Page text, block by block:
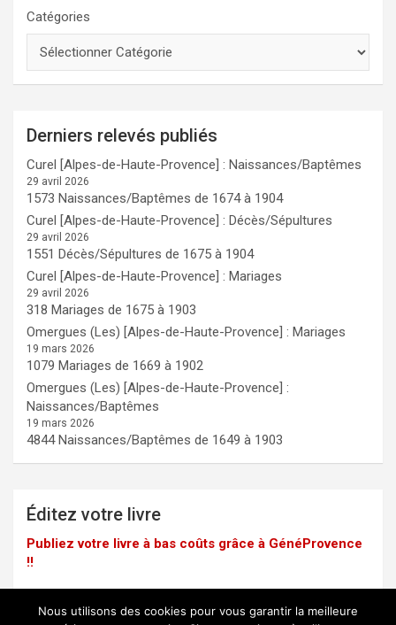
Catégories
Derniers relevés publiés
Curel [Alpes-de-Haute-Provence] : Naissances/Baptêmes
29 avril 2026
1573 Naissances/Baptêmes de 1674 à 1904
Curel [Alpes-de-Haute-Provence] : Décès/Sépultures
29 avril 2026
1551 Décès/Sépultures de 1675 à 1904
Curel [Alpes-de-Haute-Provence] : Mariages
29 avril 2026
318 Mariages de 1675 à 1903
Omergues (Les) [Alpes-de-Haute-Provence] : Mariages
19 mars 2026
1079 Mariages de 1669 à 1902
Omergues (Les) [Alpes-de-Haute-Provence] :
Naissances/Baptêmes
19 mars 2026
4844 Naissances/Baptêmes de 1649 à 1903
Éditez votre livre
Publiez votre livre à bas coûts grâce à GénéProvence
!!
Nous utilisons des cookies pour vous garantir la meilleure